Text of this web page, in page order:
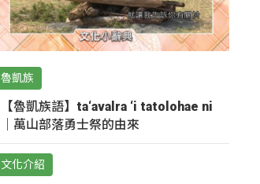
魯凱族
【魯凱族語】ta‘avalra ‘i tatolohae ni
｜萬山部落勇士祭的由來
文化介紹